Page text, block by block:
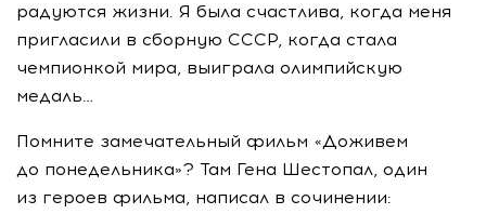
радуются жизни. Я была счастлива, когда меня
пригласили в сборную СССР, когда стала
чемпионкой мира, выиграла олимпийскую
медаль…
Помните замечательный фильм «Доживем
до понедельника»? Там Гена Шестопал, один
из героев фильма, написал в сочинении: